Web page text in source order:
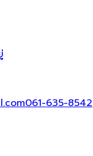
061-635-8542